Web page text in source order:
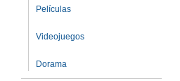
Películas
Videojuegos
Dorama